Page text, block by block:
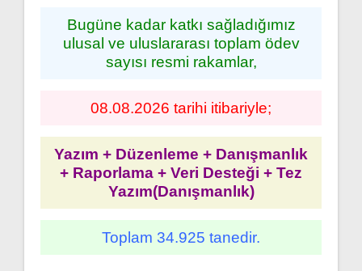
Bugüne kadar katkı sağladığımız
ulusal ve uluslararası toplam ödev
sayısı resmi rakamlar,
08.08.2026 tarihi itibariyle;
Yazım + Düzenleme + Danışmanlık
+ Raporlama + Veri Desteği + Tez
Yazım(Danışmanlık)
Toplam 34.925 tanedir.